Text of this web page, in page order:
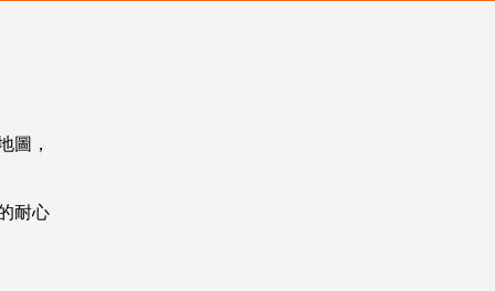
圖，
耐心